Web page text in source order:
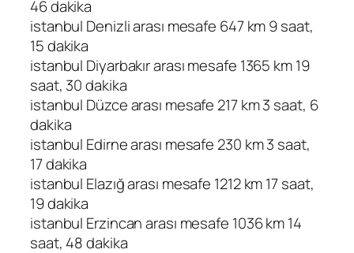
46 dakika
istanbul Denizli arası mesafe 647 km 9 saat,
15 dakika
istanbul Diyarbakır arası mesafe 1365 km 19
saat, 30 dakika
istanbul Düzce arası mesafe 217 km 3 saat, 6
dakika
istanbul Edirne arası mesafe 230 km 3 saat,
17 dakika
istanbul Elazığ arası mesafe 1212 km 17 saat,
19 dakika
istanbul Erzincan arası mesafe 1036 km 14
saat, 48 dakika